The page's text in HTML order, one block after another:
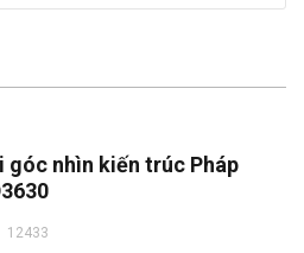
góc nhìn kiến trúc Pháp
12433